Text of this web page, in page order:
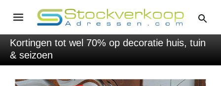
Kortingen tot wel 70% op decoratie huis, tuin
& seizoen